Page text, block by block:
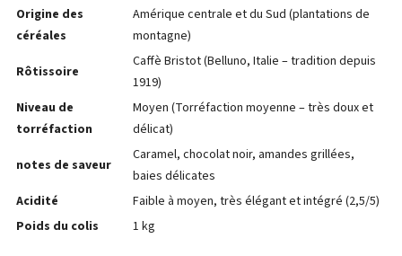
Origine des
céréales
Amérique centrale et du Sud (plantations de
montagne)
Rôtissoire
Caffè Bristot (Belluno, Italie – tradition depuis
1919)
Niveau de
torréfaction
Moyen (Torréfaction moyenne – très doux et
délicat)
notes de saveur
Caramel, chocolat noir, amandes grillées,
baies délicates
Acidité
Faible à moyen, très élégant et intégré (2,5/5)
Poids du colis
1 kg